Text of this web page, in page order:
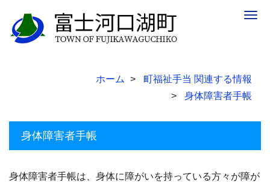
ホーム
町福祉手当 関連する情報
身体障害者手帳
身体障害者手帳
身体障害者手帳は、身体に障がいを持っている方々が障が